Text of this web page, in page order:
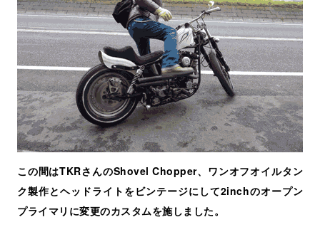
この間はTKRさんのShovel Chopper、ワンオフオイルタン
ク製作とヘッドライトをビンテージにして2inchのオープン
プライマリに変更のカスタムを施しました。